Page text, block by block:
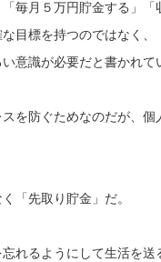
毎月５万円貯金する」「
目標を持つのではなく、
意識が必要だと書かれて
を防ぐためなのだが、個
「先取り貯金」だ。
れるようにして生活を送